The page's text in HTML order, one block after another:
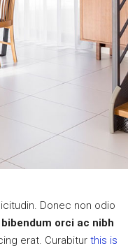
Donec non odio
bibendum orci ac nibh
erat. Curabitur this is